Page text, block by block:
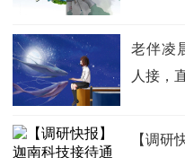
老伴凌
人接，
分寸
贷.....
【调研